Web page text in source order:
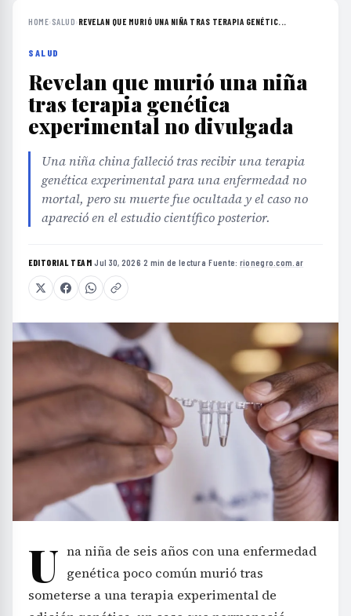
HOME› SALUD› REVELAN QUE MURIÓ UNA NIÑA TRAS TERAPIA GENÉTIC...
SALUD
Revelan que murió una niña
tras terapia genética
experimental no divulgada
Una niña china falleció tras recibir una terapia
genética experimental para una enfermedad no
mortal, pero su muerte fue ocultada y el caso no
apareció en el estudio científico posterior.
EDITORIAL TEAM·Jul 30, 2026·2 min de lectura·Fuente: rionegro.com.ar
U na niña de seis años con una enfermedad
genética poco común murió tras
someterse a una terapia experimental de